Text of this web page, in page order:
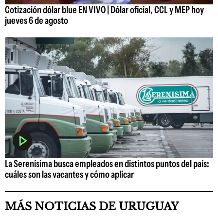
Cotización dólar blue EN VIVO | Dólar oficial, CCL y MEP hoy
jueves 6 de agosto
La Serenísima busca empleados en distintos puntos del país:
cuáles son las vacantes y cómo aplicar
MÁS NOTICIAS DE URUGUAY